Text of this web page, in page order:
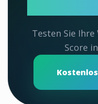
Testen Sie
Score